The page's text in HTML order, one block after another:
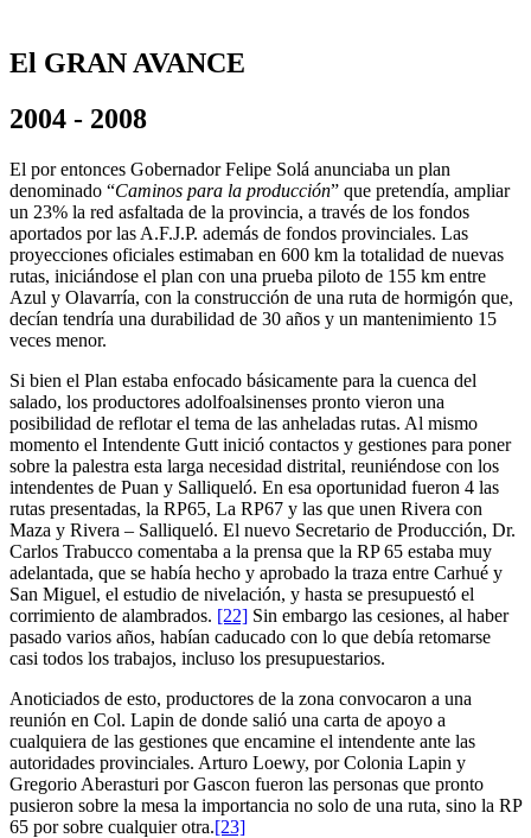
El GRAN AVANCE
2004 - 2008
El por entonces Gobernador Felipe Solá anunciaba un plan
denominado “Caminos para la producción” que pretendía, ampliar
un 23% la red asfaltada de la provincia, a través de los fondos
aportados por las A.F.J.P. además de fondos provinciales. Las
proyecciones oficiales estimaban en 600 km la totalidad de nuevas
rutas, iniciándose el plan con una prueba piloto de 155 km entre
Azul y Olavarría, con la construcción de una ruta de hormigón que,
decían tendría una durabilidad de 30 años y un mantenimiento 15
veces menor.
Si bien el Plan estaba enfocado básicamente para la cuenca del
salado, los productores adolfoalsinenses pronto vieron una
posibilidad de reflotar el tema de las anheladas rutas. Al mismo
momento el Intendente Gutt inició contactos y gestiones para poner
sobre la palestra esta larga necesidad distrital, reuniéndose con los
intendentes de Puan y Salliqueló. En esa oportunidad fueron 4 las
rutas presentadas, la RP65, La RP67 y las que unen Rivera con
Maza y Rivera – Salliqueló. El nuevo Secretario de Producción, Dr.
Carlos Trabucco comentaba a la prensa que la RP 65 estaba muy
adelantada, que se había hecho y aprobado la traza entre Carhué y
San Miguel, el estudio de nivelación, y hasta se presupuestó el
corrimiento de alambrados. [22] Sin embargo las cesiones, al haber
pasado varios años, habían caducado con lo que debía retomarse
casi todos los trabajos, incluso los presupuestarios.
Anoticiados de esto, productores de la zona convocaron a una
reunión en Col. Lapin de donde salió una carta de apoyo a
cualquiera de las gestiones que encamine el intendente ante las
autoridades provinciales. Arturo Loewy, por Colonia Lapin y
Gregorio Aberasturi por Gascon fueron las personas que pronto
pusieron sobre la mesa la importancia no solo de una ruta, sino la RP
65 por sobre cualquier otra.[23]